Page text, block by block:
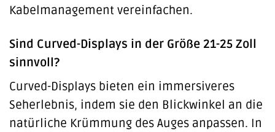
Kabelmanagement vereinfachen.
Sind Curved-Displays in der Größe 21-25 Zoll
sinnvoll?
Curved-Displays bieten ein immersiveres
Seherlebnis, indem sie den Blickwinkel an die
natürliche Krümmung des Auges anpassen. In